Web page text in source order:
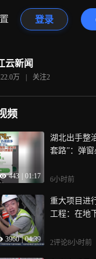
登录
云新闻
22.0万 | 关注2
频
443 01:17
湖北出手整
套路”：弹
服务
6小时前
3960 | 04:39
重大项目进
工程：在地
2评论8小时前